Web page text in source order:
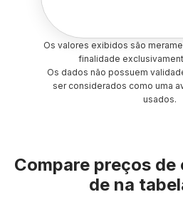
Os valores exibidos são
finalidade
Os dados não possuem
ser considerados como uma
usados.
Compare preços
de na